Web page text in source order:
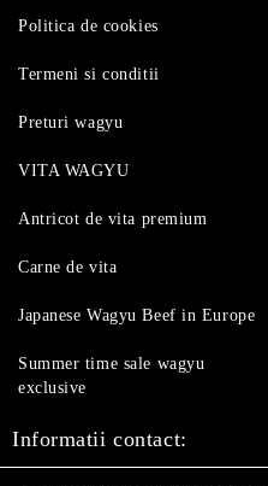
Politica de cookies
Termeni si conditii
Preturi wagyu
VITA WAGYU
Antricot de vita premium
Carne de vita
Japanese Wagyu Beef in Europe
Summer time sale wagyu
exclusive
Informatii contact: